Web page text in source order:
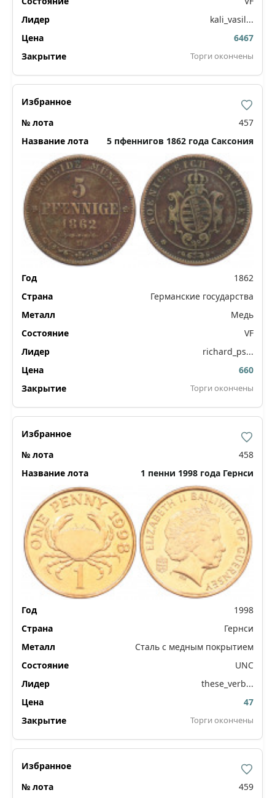
kali_vasil...
6467
Торги окончены
457
5 пфеннигов 1862 года Саксония
1862
Германские государства
Медь
VF
richard_ps...
660
Торги окончены
458
1 пенни 1998 года Гернси
1998
Гернси
Сталь с медным покрытием
UNC
these_verb...
47
Торги окончены
459